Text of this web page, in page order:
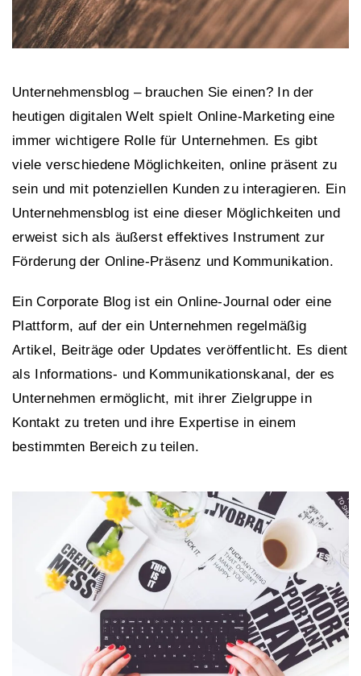
Unternehmensblog – brauchen Sie einen? In der
heutigen digitalen Welt spielt Online-Marketing eine
immer wichtigere Rolle für Unternehmen. Es gibt
viele verschiedene Möglichkeiten, online präsent zu
sein und mit potenziellen Kunden zu interagieren. Ein
Unternehmensblog ist eine dieser Möglichkeiten und
erweist sich als äußerst effektives Instrument zur
Förderung der Online-Präsenz und Kommunikation.
Ein Corporate Blog ist ein Online-Journal oder eine
Plattform, auf der ein Unternehmen regelmäßig
Artikel, Beiträge oder Updates veröffentlicht. Es dient
als Informations- und Kommunikationskanal, der es
Unternehmen ermöglicht, mit ihrer Zielgruppe in
Kontakt zu treten und ihre Expertise in einem
bestimmten Bereich zu teilen.